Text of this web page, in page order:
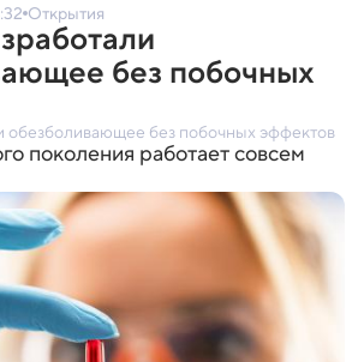
Открытия
без побочных
обезболивающее без побочных эффектов
поколения работает совсем